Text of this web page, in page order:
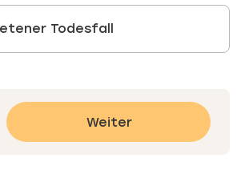
Todesfall
Weiter